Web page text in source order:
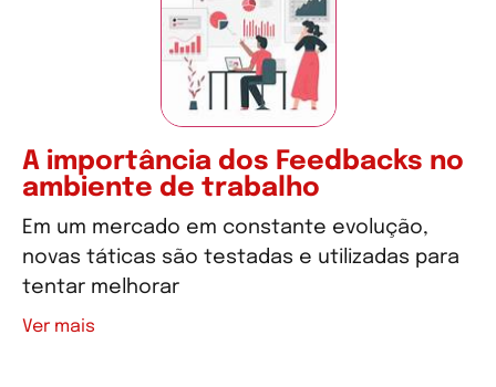
A importância dos Feedbacks no
ambiente de trabalho
Em um mercado em constante evolução,
novas táticas são testadas e utilizadas para
tentar melhorar
Ver mais